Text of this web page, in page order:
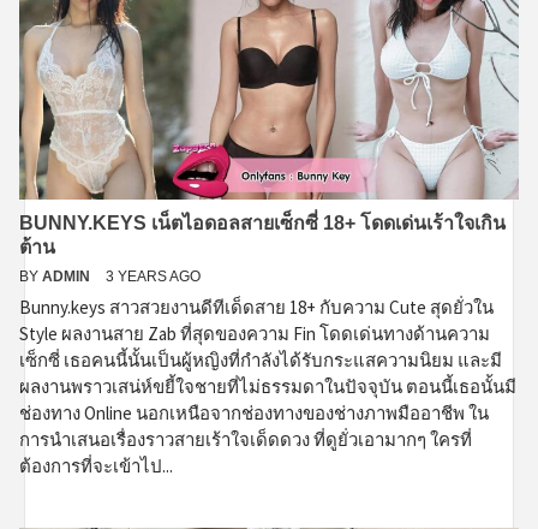
BUNNY.KEYS เน็ตไอดอลสายเซ็กซี่ 18+ โดดเด่นเร้าใจเกิน
ต้าน
BY ADMIN 3 YEARS AGO
Bunny.keys สาวสวยงานดีทีเด็ดสาย 18+ กับความ Cute สุดยั่วใน
Style ผลงานสาย Zab ที่สุดของความ Fin โดดเด่นทางด้านความ
เซ็กซี่ เธอคนนี้นั้นเป็นผู้หญิงที่กำลังได้รับกระแสความนิยม และมี
ผลงานพราวเสน่ห์ขยี้ใจชายที่ไม่ธรรมดาในปัจจุบัน ตอนนี้เธอนั้นมี
ช่องทาง Online นอกเหนือจากช่องทางของช่างภาพมืออาชีพ ใน
การนำเสนอเรื่องราวสายเร้าใจเด็ดดวง ที่ดูยั่วเอามากๆ ใครที่
ต้องการที่จะเข้าไป...